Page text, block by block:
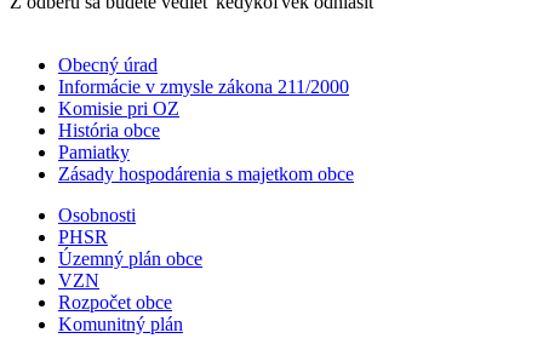
Obecný úrad
Informácie v zmysle zákona 211/2000
Komisie pri OZ
História obce
Pamiatky
Zásady hospodárenia s majetkom obce
Osobnosti
PHSR
Územný plán obce
VZN
Rozpočet obce
Komunitný plán